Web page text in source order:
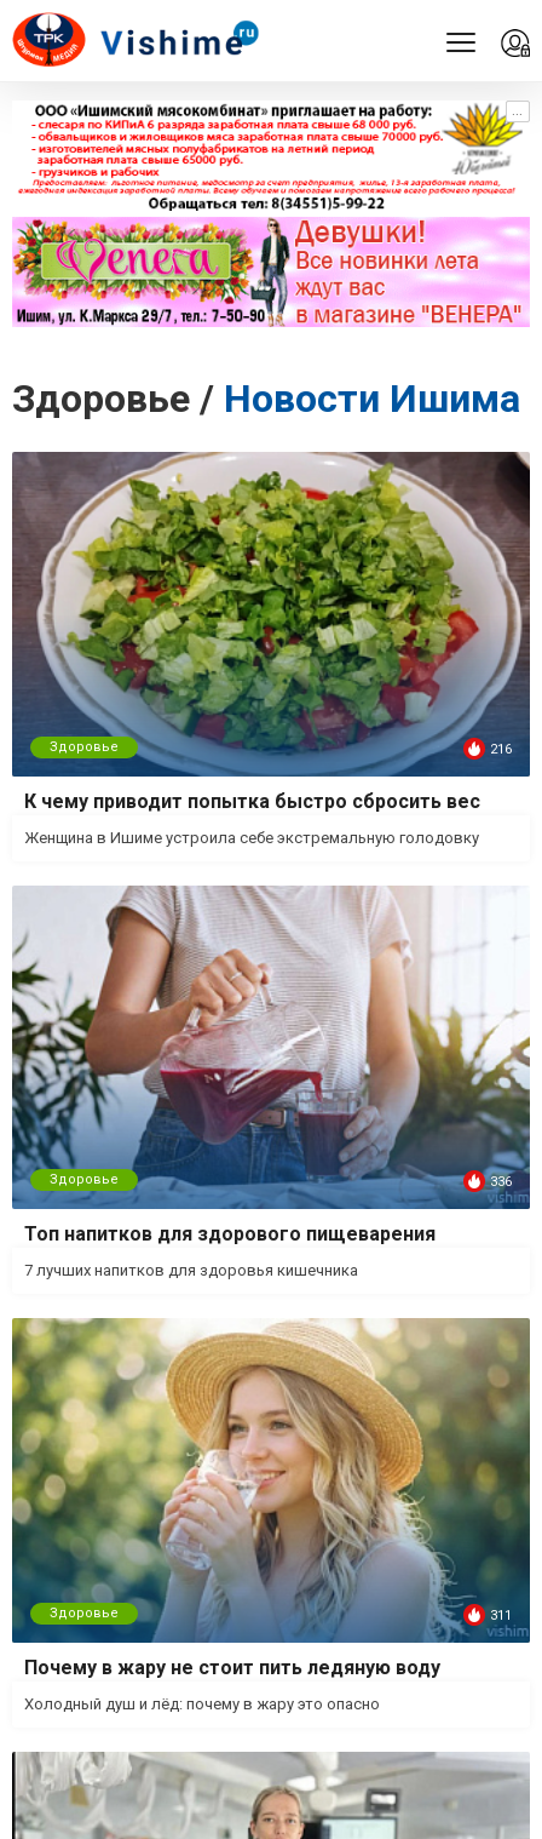
...
...
Здоровье / Новости Ишима
Здоровье 216
К чему приводит попытка быстро сбросить вес
Женщина в Ишиме устроила себе экстремальную голодовку
Здоровье 336
Топ напитков для здорового пищеварения
7 лучших напитков для здоровья кишечника
Здоровье 311
Почему в жару не стоит пить ледяную воду
Холодный душ и лёд: почему в жару это опасно